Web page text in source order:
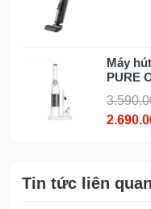
Lợi ích cho
Làm Sạch
làm nổi
lông, tóc và
qua, đặc biệt
trong điều
kỳ hạt bụi nào
Máy
PURE
Tin tức liên quan